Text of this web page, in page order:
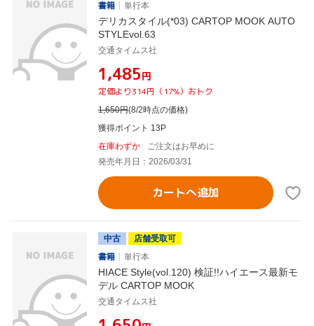
書籍
単行本
デリカスタイル(*03) CARTOP MOOK AUTO
STYLEvol.63
交通タイムス社
¥1,485円
定価より314円（17%）おトク
1,650円(8/2時点の価格)
獲得ポイント 13P
在庫わずか
ご注文はお早めに
発売年月日：2026/03/31
カートへ追加
中古
店舗受取可
書籍
単行本
HIACE Style(vol.120) 検証!!ハイエース最新モ
デル CARTOP MOOK
交通タイムス社